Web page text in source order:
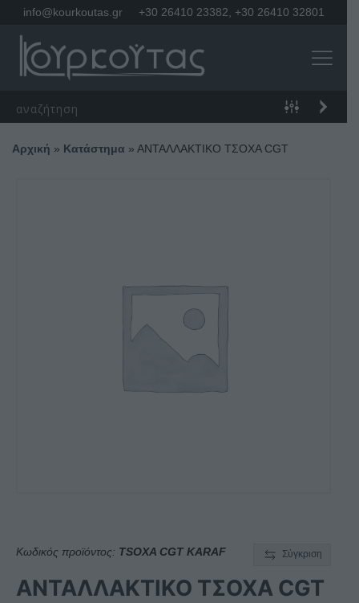
info@kourkoutas.gr +30 26410 23382 +30 26410 32801
Αρχική » Κατάστημα » ΑΝΤΑΛΛΑΚΤΙΚΟ ΤΣΟΧΑ CGT
Κωδικός προϊόντος: TSOXA CGT KARAF Σύγκριση
ΑΝΤΑΛΛΑΚΤΙΚΟ ΤΣΟΧΑ CGT